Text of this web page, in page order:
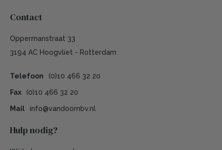
Contact
Oppermanstraat 33
3194 AC Hoogvliet - Rotterdam
Telefoon (0)10 466 32 20
Fax (0)10 466 32 20
Mail info@vandoornbv.nl
Hulp nodig?